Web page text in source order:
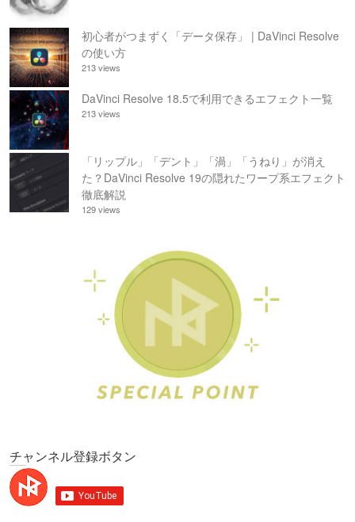
初心者がつまずく「データ保存」 | DaVinci Resolve
の使い方
213 views
DaVinci Resolve 18.5で利用できるエフェクト一覧
213 views
「リップル」「デント」「渦」「うねり」が消え
た？DaVinci Resolve 19の隠れたワープ系エフェクト
徹底解説
129 views
チャンネル登録ボタン